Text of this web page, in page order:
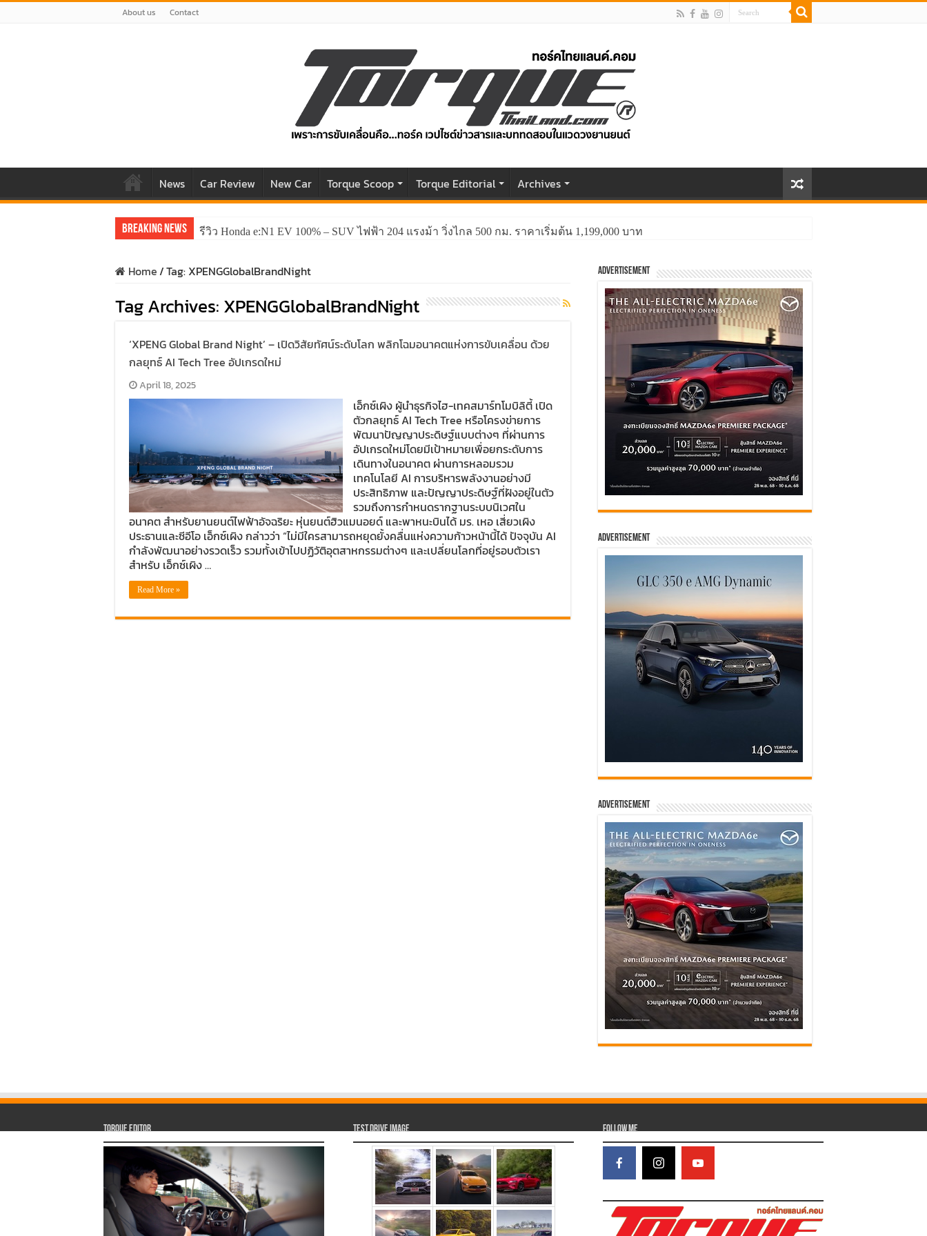
About us Contact
News Car Review New Car Torque Scoop Torque Editorial Archives
Breaking News รีวิว Honda e:N1 EV 100% – SUV ไฟฟ้า 204 แรงม้า วิ่งไกล 500 กม. ราคาเริ่มต้น 1,199,000 บาท
Home/Tag: XPENGGlobalBrandNight
Tag Archives: XPENGGlobalBrandNight
‘XPENG Global Brand Night’ – เปิดวิสัยทัศน์ระดับโลก พลิกโฉมอนาคตแห่งการขับเคลื่อน ด้วย
กลยุทธ์ AI Tech Tree อัปเกรดใหม่
April 18, 2025
เอ็กซ์เผิง ผู้นำธุรกิจไฮ-เทคสมาร์ทโมบิลิตี้ เปิด
ตัวกลยุทธ์ AI Tech Tree หรือโครงข่ายการ
พัฒนาปัญญาประดิษฐ์แบบต่างๆ ที่ผ่านการ
อัปเกรดใหม่โดยมีเป้าหมายเพื่อยกระดับการ
เดินทางในอนาคต ผ่านการหลอมรวม
เทคโนโลยี AI การบริหารพลังงานอย่างมี
ประสิทธิภาพ และปัญญาประดิษฐ์ที่ฝังอยู่ในตัว
รวมถึงการกำหนดรากฐานระบบนิเวศใน
อนาคต สำหรับยานยนต์ไฟฟ้าอัจฉริยะ หุ่นยนต์ฮิวแมนอยด์ และพาหนะบินได้ มร. เหอ เสี่ยวเผิง
ประธานและซีอีโอ เอ็กซ์เผิง กล่าวว่า “ไม่มีใครสามารถหยุดยั้งคลื่นแห่งความก้าวหน้านี้ได้ ปัจจุบัน AI
กำลังพัฒนาอย่างรวดเร็ว รวมทั้งเข้าไปปฏิวัติอุตสาหกรรมต่างๆ และเปลี่ยนโลกที่อยู่รอบตัวเรา
สำหรับ เอ็กซ์เผิง …
Read More »
Advertisement
Advertisement
Advertisement
Torque Editor Test Drive Image Follow Me